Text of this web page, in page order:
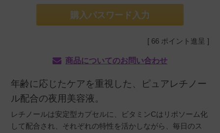
購入パスワード入力
[ 66 ポイント進呈 ]
商品についてのお問い合わせ
年齢に応じたケアを重視した、ピュアレチノー
ル配合の夜用美容液。
レチノールは安定型カプセルに、ビタミンCはリポソーム化
して配合され、それぞれの特性を活かしながら、毎日のス